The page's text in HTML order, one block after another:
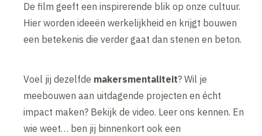
De film geeft een inspirerende blik op onze cultuur.
Hier worden ideeën werkelijkheid en krijgt bouwen
een betekenis die verder gaat dan stenen en beton.
Voel jij dezelfde makersmentaliteit? Wil je
meebouwen aan uitdagende projecten en écht
impact maken? Bekijk de video. Leer ons kennen. En
wie weet… ben jij binnenkort ook een